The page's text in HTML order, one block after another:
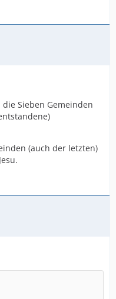
Sieben Gemeinden
(auch der letzten)